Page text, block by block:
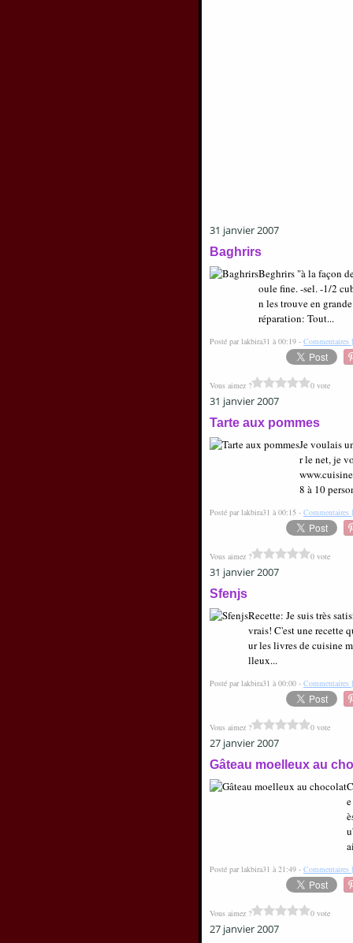
31 janvier 2007
Baghrirs
Beghrirs "à la façon
oule fine. -sel. -1/2
n les trouve en
réparation: Tout...
Posté par lakbira31 à 00:19 - Commentaires [
Vous aimez ? 0 vote
31 janvier 2007
Tarte aux pommes
Je voulais
r le net, je
8 à 10
Posté par lakbira31 à 00:15 - Commentaires [
Vous aimez ? 0 vote
31 janvier 2007
Sfenjs
Recette: Je suis très
vrais! C'est une recette
ur les livres de cuisine
lleux...
Posté par lakbira31 à 00:00 - Commentaires [
Vous aimez ? 0 vote
27 janvier 2007
Gâteau moelleux au
Posté par lakbira31 à 21:49 - Commentaires [
Vous aimez ? 0 vote
27 janvier 2007